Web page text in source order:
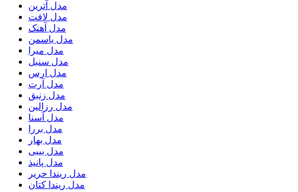
مدل آترین
مدل لافت
مدل آهنک
مدل یاسمن
مدل میرا
مدل سنبل
مدل ارس
مدل آرت
مدل زنبق
مدل رزالین
مدل آسنا
مدل بررا
مدل بهار
مدل بیبی
مدل پانیذ
مدل ریندا حریر
مدل ریندا کتان